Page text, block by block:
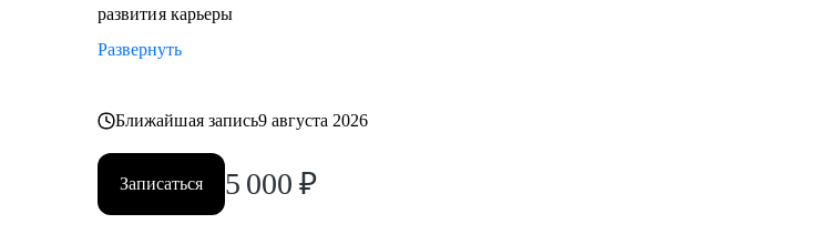
развития карьеры
Развернуть
Ближайшая запись9 августа 2026
Записаться 5 000 ₽